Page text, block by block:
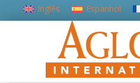
Inglês Espanhol